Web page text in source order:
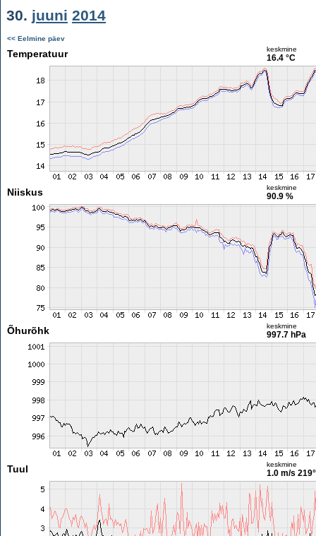
30. juuni 2014
<< Eelmine päev
Temperatuur keskmine
16.4 °C
Niiskus keskmine
90.9 %
Õhurõhk keskmine
997.7 hPa
Tuul keskmine
1.0 m/s 219°